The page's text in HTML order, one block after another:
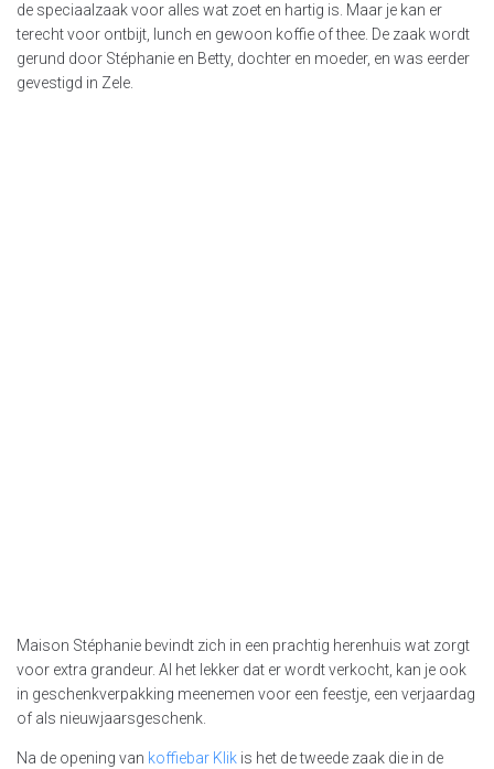
de speciaalzaak voor alles wat zoet en hartig is. Maar je kan er
terecht voor ontbijt, lunch en gewoon koffie of thee. De zaak wordt
gerund door Stéphanie en Betty, dochter en moeder, en was eerder
gevestigd in Zele.
Maison Stéphanie bevindt zich in een prachtig herenhuis wat zorgt
voor extra grandeur. Al het lekker dat er wordt verkocht, kan je ook
in geschenkverpakking meenemen voor een feestje, een verjaardag
of als nieuwjaarsgeschenk.
Na de opening van koffiebar Klik is het de tweede zaak die in de